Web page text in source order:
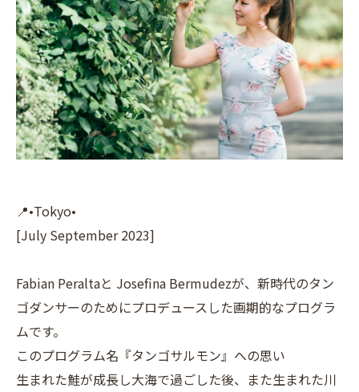
📍•Tokyo•
[July September 2023]
Fabian Peraltaと Josefina Bermudezが、新時代のタン
ゴダンサーのためにプロデュースした画期的なプログラ
ムです。
このプログラム名『タンゴサルモン』への思い
生まれた鮭が成長し大海で過ごした後、また生まれた川